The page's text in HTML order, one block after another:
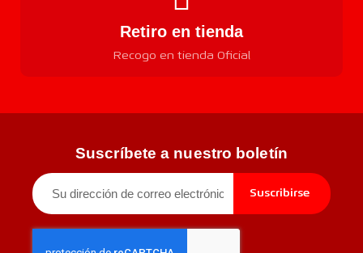
Retiro en tienda
Recogo en tienda Oficial
Suscríbete a nuestro boletín
Suscribirse